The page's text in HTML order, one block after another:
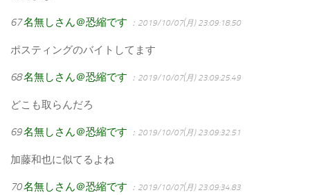
67名無しさん＠恐縮です ：2019/10/07(月) 23:09:18.50
ポスティングのバイトしてます
68名無しさん＠恐縮です ：2019/10/07(月) 23:09:25.49
どこも取らんだろ
69名無しさん＠恐縮です ：2019/10/07(月) 23:09:32.51
加藤和也に似てるよね
70名無しさん＠恐縮です ：2019/10/07(月) 23:09:34.83